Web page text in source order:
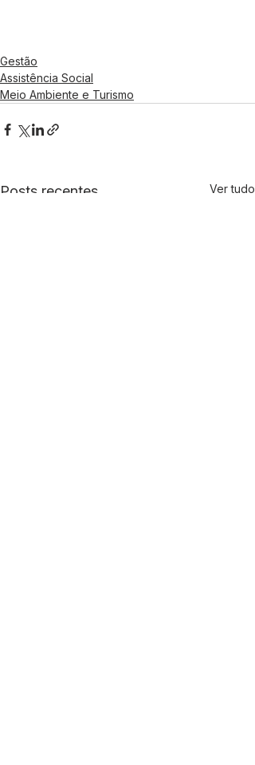
Gestão
Assistência Social
Meio Ambiente e Turismo
Posts recentes Ver tudo